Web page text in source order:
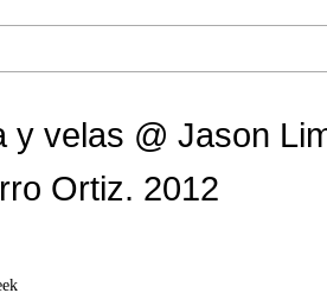
y velas @ Jason
Ortiz. 2012